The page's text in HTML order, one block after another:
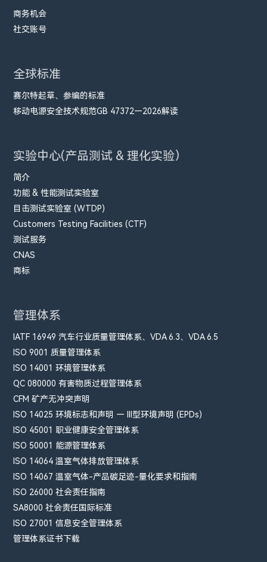
商务机会
社交账号
全球标准
赛尔特起草、参编的标准
移动电源安全技术规范GB 47372—2026解读
实验中心(产品测试 & 理化实验）
简介
功能 & 性能测试实验室
目击测试实验室 (WTDP)
Customers Testing Facilities (CTF)
测试服务
CNAS
商标
管理体系
IATF 16949 汽车行业质量管理体系、VDA 6.3、VDA 6.5
ISO 9001 质量管理体系
ISO 14001 环境管理体系
QC 080000 有害物质过程管理体系
CFM​ 矿产无冲突声明
ISO 14025 环境标志和声明 — III型环境声明 (EPDs)
ISO 45001 职业健康安全管理体系
ISO 50001 能源管理体系
ISO 14064 温室气体排放管理体系
ISO 14067 温室气体-产品碳足迹-量化要求和指南
ISO 26000 社会责任指南
SA8000 社会责任国际标准
ISO 27001 信息安全管理体系
管理体系证书下载